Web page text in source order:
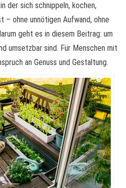
der sich schnippeln, kochen,
– ohne unnötigen Aufwand, ohne
geht es in diesem Beitrag: um
umsetzbar sind. Für Menschen mit
an Genuss und Gestaltung.